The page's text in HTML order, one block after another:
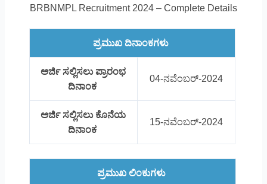
BRBNMPL Recruitment 2024 – Complete Details
ಪ್ರಮುಖ ದಿನಾಂಕಗಳು
ಅರ್ಜಿ ಸಲ್ಲಿಸಲು ಪ್ರಾರಂಭ
ದಿನಾಂಕ
04-ನವೆಂಬರ್-2024
ಅರ್ಜಿ ಸಲ್ಲಿಸಲು ಕೊನೆಯ
ದಿನಾಂಕ
15-ನವೆಂಬರ್-2024
ಪ್ರಮುಖ ಲಿಂಕುಗಳು